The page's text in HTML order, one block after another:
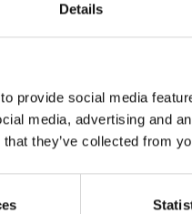
Details
provide social media
media, advertising and
they’ve collected from